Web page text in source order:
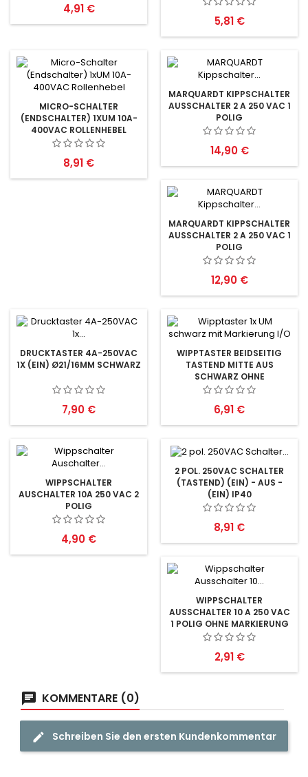
Preis
4,91 €
Preis
5,81 €
MICRO-SCHALTER
(ENDSCHALTER) 1XUM 10A-
400VAC ROLLENHEBEL
Preis
8,91 €
MARQUARDT KIPPSCHALTER
AUSSCHALTER 2 A 250 VAC 1
POLIG
Preis
14,90 €
MARQUARDT KIPPSCHALTER
AUSSCHALTER 2 A 250 VAC 1
POLIG
Preis
12,90 €
DRUCKTASTER 4A-250VAC
1X (EIN) Ø21/16MM SCHWARZ
Preis
7,90 €
WIPPTASTER BEIDSEITIG
TASTEND MITTE AUS
SCHWARZ OHNE
MARKIERUNG
Preis
6,91 €
WIPPSCHALTER
AUSCHALTER 10A 250 VAC 2
POLIG
Preis
4,90 €
2 POL. 250VAC SCHALTER
(TASTEND) (EIN) - AUS -
(EIN) IP40
Preis
8,91 €
WIPPSCHALTER
AUSSCHALTER 10 A 250 VAC
1 POLIG OHNE MARKIERUNG
Preis
2,91 €
KOMMENTARE (0)
Schreiben Sie den ersten Kundenkommentar